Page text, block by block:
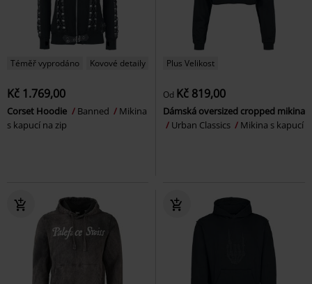
Téměř vyprodáno Kovové detaily
Kč 1.769,00
Corset Hoodie Banned
Mikina
s kapucí na zip
Plus Velikost
Od Kč 819,00
Dámská oversized cropped mikina
Urban Classics
Mikina s kapucí